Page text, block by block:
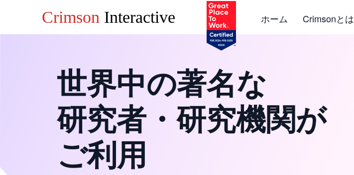
Crimson Interactive ホーム Crimsonとは
世界中の著名な
研究者・研究機関が
ご利用